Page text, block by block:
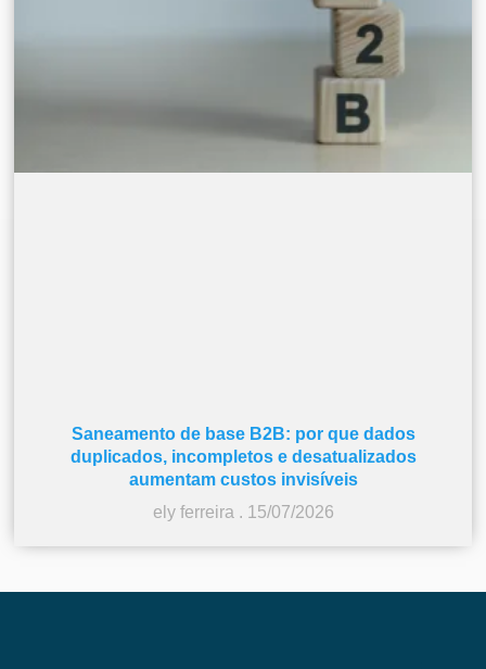
Saneamento de base B2B: por que dados
duplicados, incompletos e desatualizados
aumentam custos invisíveis
ely ferreira
15/07/2026